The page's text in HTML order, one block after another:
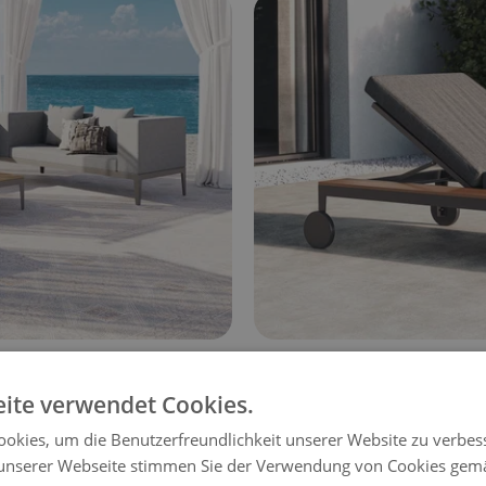
verwendet Cookies.
um die Benutzerfreundlichkeit unserer Website zu
Webseite stimmen Sie der Verwendung von Cookies